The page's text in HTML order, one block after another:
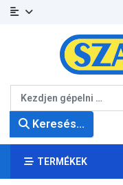
Keresés...
TERMÉKEK